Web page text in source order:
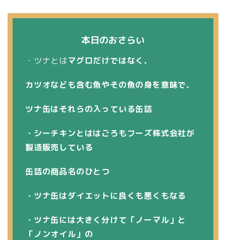
本日のおさらい
・ツナとはマグロだけではなく、
カツオなども含む魚やその魚の身を意味で、
ツナ缶はそれらの入っている缶詰
・シーチキンとははごろもフーズ株式会社が
製造販売している
缶詰の商品名のひとつ
・ツナ缶はダイエットに良くも悪くもなる
・ツナ缶には大きく分けて「ノーマル」と
「ノンオイル」の